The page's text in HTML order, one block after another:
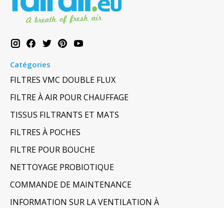
Catégories
FILTRES VMC DOUBLE FLUX
FILTRE À AIR POUR CHAUFFAGE
TISSUS FILTRANTS ET MATS
FILTRES À POCHES
FILTRE POUR BOUCHE
NETTOYAGE PROBIOTIQUE
COMMANDE DE MAINTENANCE
INFORMATION SUR LA VENTILATION À